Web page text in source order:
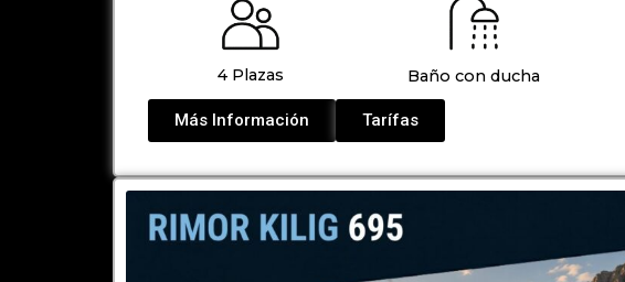
4 Plazas Baño con ducha
Más Información Tarífas